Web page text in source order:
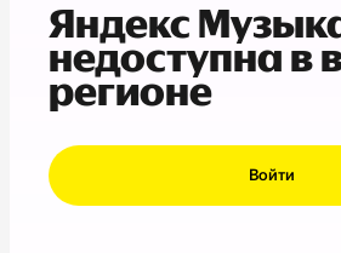
Яндекс
недоступна в
регионе
Войти